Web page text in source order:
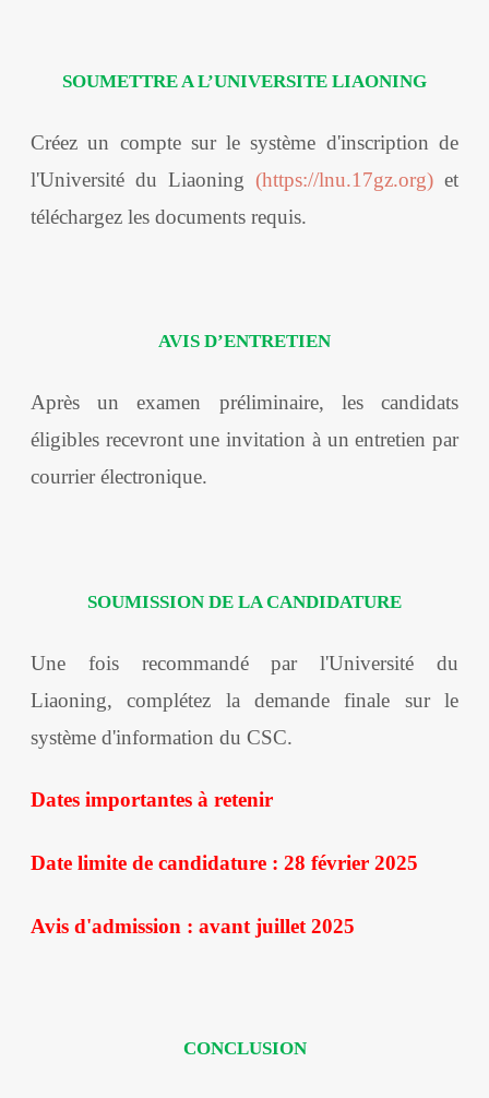
SOUMETTRE A L’UNIVERSITE LIAONING
Créez un compte sur le système d'inscription de
l'Université du Liaoning (https://lnu.17gz.org) et
téléchargez les documents requis.
AVIS D’ENTRETIEN
Après un examen préliminaire, les candidats
éligibles recevront une invitation à un entretien par
courrier électronique.
SOUMISSION DE LA CANDIDATURE
Une fois recommandé par l'Université du
Liaoning, complétez la demande finale sur le
système d'information du CSC.
Dates importantes à retenir
Date limite de candidature : 28 février 2025
Avis d'admission : avant juillet 2025
CONCLUSION